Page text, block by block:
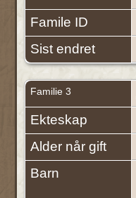
Famile ID
Sist endret
Familie 3
Ekteskap
Alder når gift
Barn